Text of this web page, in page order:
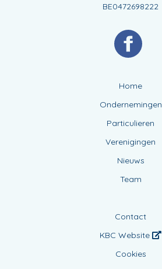
BE0472698222
Home
Ondernemingen
Particulieren
Verenigingen
Nieuws
Team
Contact
KBC Website
Cookies